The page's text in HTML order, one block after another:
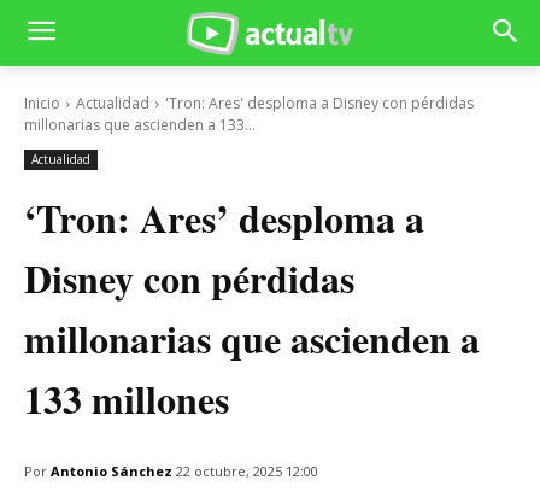
Inicio Actualidad
'Tron: Ares' desploma a Disney con pérdidas
millonarias que ascienden a 133...
Actualidad
‘Tron: Ares’ desploma a
Disney con pérdidas
millonarias que ascienden a
133 millones
Por Antonio Sánchez 22 octubre, 2025 12:00